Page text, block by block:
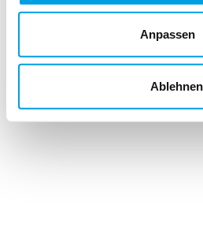
Anpassen
Ablehnen